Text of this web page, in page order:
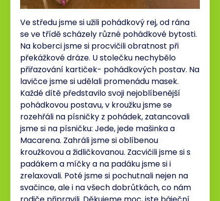
Ve středu jsme si užili pohádkový rej, od rána
se ve třídě scházely různé pohádkové bytosti.
Na koberci jsme si procvičili obratnost při
překážkové dráze. U stolečku nechybělo
přiřazování kartiček- pohádkových postav. Na
lavičce jsme si udělali promenádu masek.
Každé dítě představilo svoji nejoblíbenější
pohádkovou postavu, v kroužku jsme se
rozehřáli na písničky z pohádek, zatancovali
jsme si na písničku: Jede, jede mašinka a
Macarena. Zahráli jsme si oblíbenou
kroužkovou a židličkovanou. Zacvičili jsme si s
padákem a míčky a na padáku jsme si i
zrelaxovali. Poté jsme si pochutnali nejen na
svačince, ale i na všech dobrůtkách, co nám